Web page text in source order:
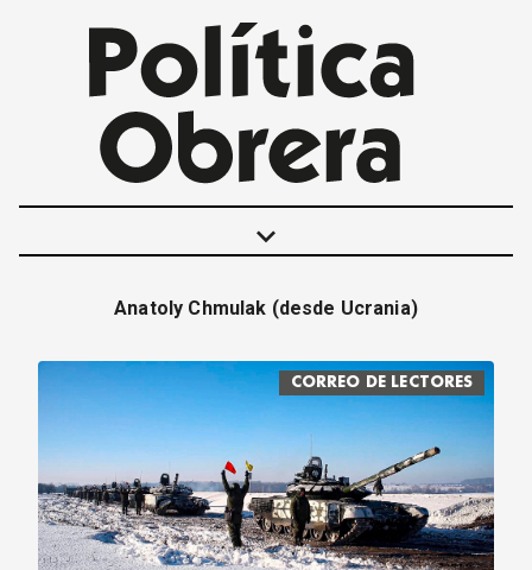
keyboard_arrow_down
INTERNACIONALES
MOVIMIENTO OBRERO
MUJER
ECONOMÍA
SOCIEDAD Y CULTURA
JUVENTUD
CORREO DE LECTORES
Anatoly Chmulak (desde Ucrania)
CORREO DE LECTORES